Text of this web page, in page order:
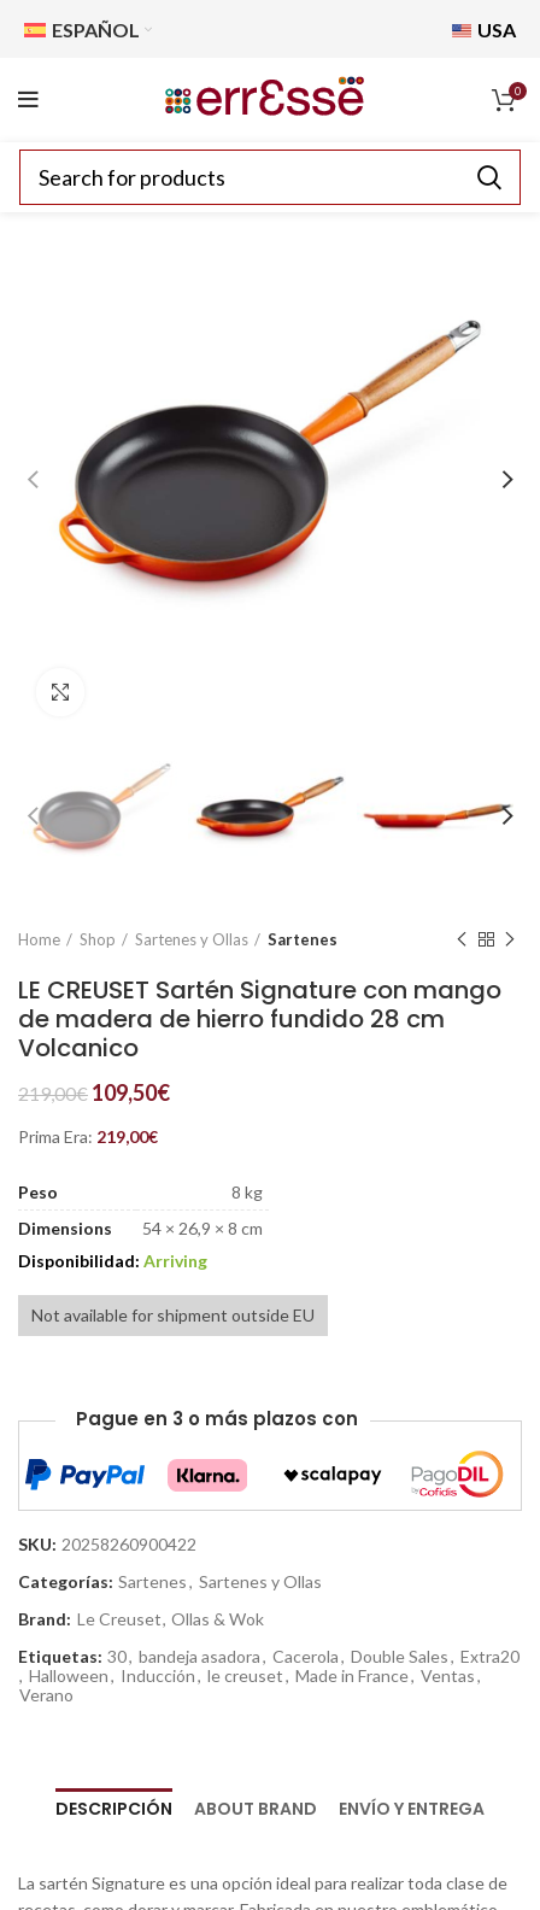
ESPAÑOL USA
0
Home Shop Sartenes y Ollas Sartenes
LE CREUSET Sartén Signature con mango
de madera de hierro fundido 28 cm
Volcanico
219,00€ 109,50€
Prima Era: 219,00€
Peso
8 kg
Dimensions
54 × 26,9 × 8 cm
Disponibilidad: Arriving
Not available for shipment outside EU
Pague en 3 o más plazos con
SKU: 20258260900422
Categorías: Sartenes, Sartenes y Ollas
Brand: Le Creuset, Ollas & Wok
Etiquetas: 30, bandeja asadora, Cacerola, Double Sales, Extra20
, Halloween, Inducción, le creuset, Made in France, Ventas,
Verano
DESCRIPCIÓN ABOUT BRAND ENVÍO Y ENTREGA
La sartén Signature es una opción ideal para realizar toda clase de